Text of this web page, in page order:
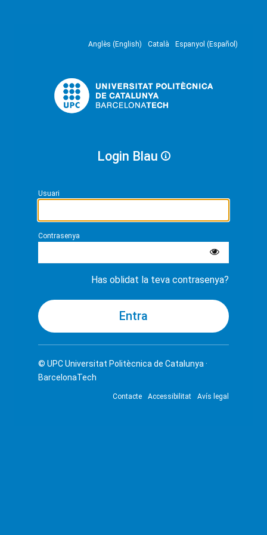
Anglès (English) Català Espanyol (Español)
Login Blau
Usuari
Contrasenya
Has oblidat la teva contrasenya?
© UPCUniversitat Politècnica de Catalunya ·
BarcelonaTech
Contacte Accessibilitat Avís legal